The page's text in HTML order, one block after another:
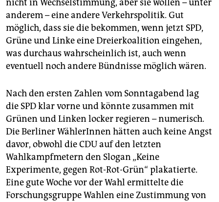
nicht in Wechselstimmung, aber sie wollen – unter
anderem – eine andere Verkehrspolitik. Gut
möglich, dass sie die bekommen, wenn jetzt SPD,
Grüne und Linke eine Dreierkoalition eingehen,
was durchaus wahrscheinlich ist, auch wenn
eventuell noch andere Bündnisse möglich wären.
Nach den ersten Zahlen vom Sonntagabend lag
die SPD klar vorne und könnte zusammen mit
Grünen und Linken locker regieren – numerisch.
Die Berliner WählerInnen hätten auch keine Angst
davor, obwohl die CDU auf den letzten
Wahlkampfmetern den Slogan „Keine
Experimente, gegen Rot-Rot-Grün“ plakatierte.
Eine gute Woche vor der Wahl ermittelte die
Forschungsgruppe Wahlen eine Zustimmung von